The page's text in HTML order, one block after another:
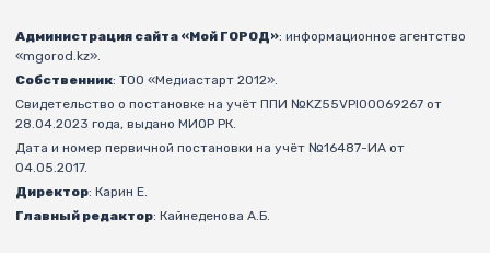
Администрация сайта «Мой ГОРОД»: информационное агентство
«mgorod.kz».
Собственник: ТОО «Медиастарт 2012».
Свидетельство о постановке на учёт ППИ №KZ55VPI00069267 от
28.04.2023 года, выдано МИОР РК.
Дата и номер первичной постановки на учёт №16487-ИА от
04.05.2017.
Директор: Карин Е.
Главный редактор: Кайнеденова А.Б.